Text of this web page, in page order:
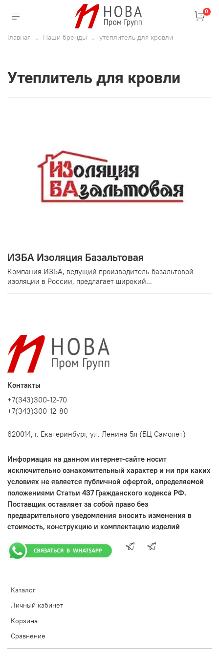
0
Главная Наши бренды утеплитель для кровли
утеплитель для кровли
ИЗБА Изоляция Базальтовая
Компания ИЗБА, ведущий производитель базальтовой
изоляции в России, предлагает широкий...
Каталог
Личный кабинет
Корзина
Сравнение
Контакты
+7(343)300-12-70
+7(343)300-12-80
620014, г. Екатеринбург, ул. Ленина 5л (БЦ Самолет)
Информация на данном интернет-сайте носит
исключительно ознакомительный характер и ни при каких
условиях не является публичной офертой, определяемой
положениями Статьи 437 Гражданского кодекса РФ.
Поставщик оставляет за собой право без
предварительного уведомления вносить изменения в
стоимость, конструкцию и комплектацию изделий